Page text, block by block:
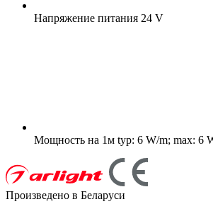
Напряжение питания 24 V
Мощность на 1м typ: 6 W/m; max: 6
Произведено в Беларуси